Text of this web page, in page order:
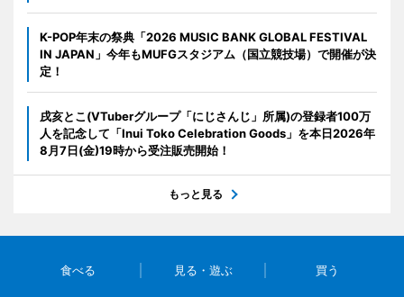
K-POP年末の祭典「2026 MUSIC BANK GLOBAL FESTIVAL
IN JAPAN」今年もMUFGスタジアム（国立競技場）で開催が決
定！
戌亥とこ(VTuberグループ「にじさんじ」所属)の登録者100万
人を記念して「Inui Toko Celebration Goods」を本日2026年
8月7日(金)19時から受注販売開始！
もっと見る
食べる 見る・遊ぶ 買う